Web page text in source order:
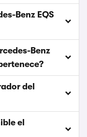
Benz EQS
Benz
del
el